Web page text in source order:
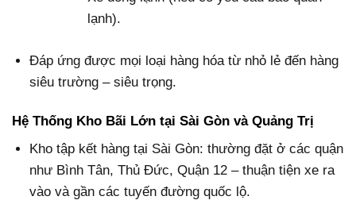
lạnh).
Đáp ứng được mọi loại hàng hóa từ nhỏ lẻ đến hàng
siêu trường – siêu trọng.
Hệ Thống Kho Bãi Lớn tại Sài Gòn và Quảng Trị
Kho tập kết hàng tại Sài Gòn: thường đặt ở các quận
như Bình Tân, Thủ Đức, Quận 12 – thuận tiện xe ra
vào và gần các tuyến đường quốc lộ.